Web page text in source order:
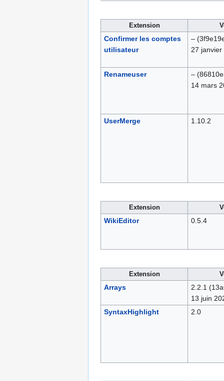
Extension
Confirmer les comptes
utilisateur
–
27
Renameuser –
14 mars
UserMerge 1.10.2
Extension
WikiEditor 0.5.4
Extension
Arrays 2.2.1
13 juin
SyntaxHighlight
2.0